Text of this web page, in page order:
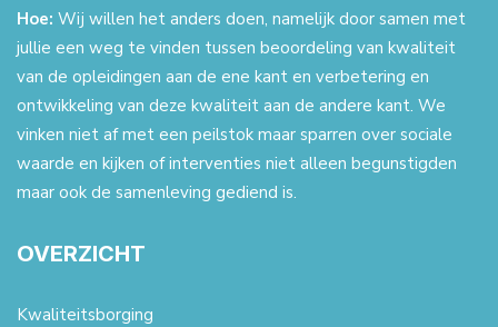
Hoe: Wij willen het anders doen, namelijk door samen met
jullie een weg te vinden tussen beoordeling van kwaliteit
van de opleidingen aan de ene kant en verbetering en
ontwikkeling van deze kwaliteit aan de andere kant. We
vinken niet af met een peilstok maar sparren over sociale
waarde en kijken of interventies niet alleen begunstigden
maar ook de samenleving gediend is.
OVERZICHT
Kwaliteitsborging